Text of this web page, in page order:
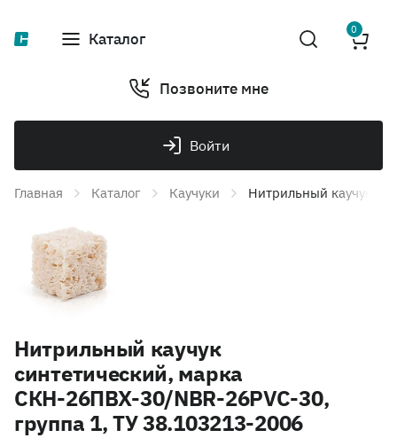
Каталог 0
Позвоните мне
Войти
Главная Каталог Каучуки Нитрильный каучук
Нитрильный каучук
синтетический, марка
СКН-26ПВХ-30/NBR-26PVC-30,
группа 1, ТУ 38.103213-2006